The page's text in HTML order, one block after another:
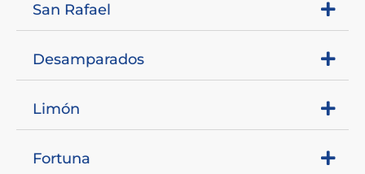
San Rafael
Desamparados
Limón
Fortuna